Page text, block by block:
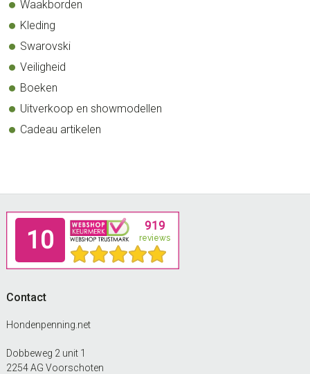
Waakborden
Kleding
Swarovski
Veiligheid
Boeken
Uitverkoop en showmodellen
Cadeau artikelen
Footer
Contact
Hondenpenning.net
Dobbeweg 2 unit 1
2254 AG Voorschoten